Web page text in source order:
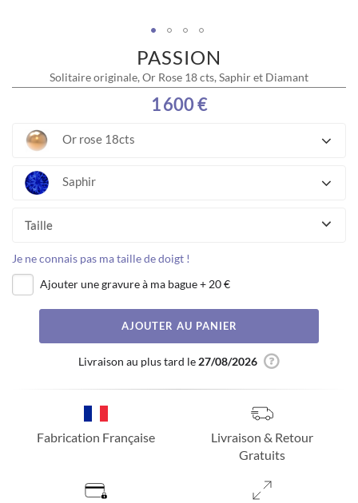
PASSION
Solitaire originale, Or Rose 18 cts, Saphir et Diamant
1 600 €
Or rose 18cts
Saphir
Taille
Je ne connais pas ma taille de doigt !
Ajouter une gravure à ma bague+ 20 €
AJOUTER AU PANIER
Livraison au plus tard le 27/08/2026
Fabrication Française
Livraison & Retour
Gratuits
images
gallery